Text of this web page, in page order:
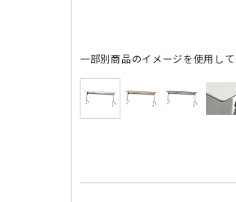
一部別商品のイメージを使用して